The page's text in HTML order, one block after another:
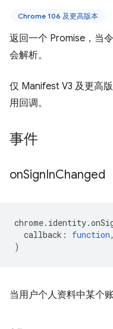
Chrome 106 及更高版本
返回一个 Promise，当
会解析。
仅 Manifest V3 及更高
用回调。
事件
onSignInChanged
chrome. identity.
callback : function,
)
当用户个人资料中某个